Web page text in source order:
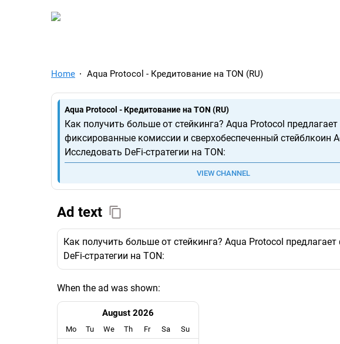
TelegramAds.com — Telegram Ads
Home Aqua Protocol - Кредитование на TON (RU)
Aqua Protocol - Кредитование на TON (RU)
Как получить больше от стейкинга? Aqua Protocol предлагает
фиксированные комиссии и сверхобеспеченный стейблкоин
Исследовать DeFi-стратегии на TON:
VIEW CHANNEL
Ad text
Как получить больше от стейкинга? Aqua Protocol
DeFi-стратегии на TON:
When the ad was shown:
August 2026
Mo Tu We Th Fr Sa Su